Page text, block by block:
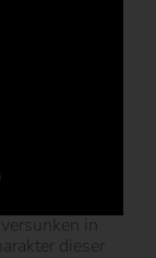
in
dieser